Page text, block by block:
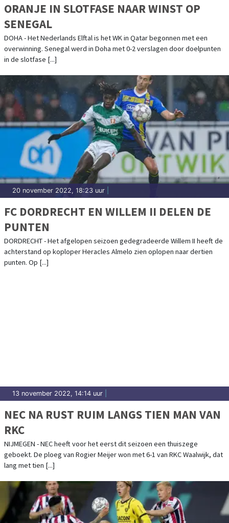
ORANJE IN SLOTFASE NAAR WINST OP
SENEGAL
DOHA - Het Nederlands Elftal is het WK in Qatar begonnen met een
overwinning. Senegal werd in Doha met 0-2 verslagen door doelpunten
in de slotfase [...]
20 november 2022, 18:23 uur
FC DORDRECHT EN WILLEM II DELEN DE
PUNTEN
DORDRECHT - Het afgelopen seizoen gedegradeerde Willem II heeft de
achterstand op koploper Heracles Almelo zien oplopen naar dertien
punten. Op [...]
13 november 2022, 14:14 uur
NEC NA RUST RUIM LANGS TIEN MAN VAN
RKC
NIJMEGEN - NEC heeft voor het eerst dit seizoen een thuiszege
geboekt. De ploeg van Rogier Meijer won met 6-1 van RKC Waalwijk, dat
lang met tien [...]